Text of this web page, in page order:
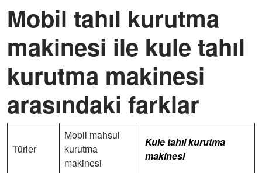
Mobil tahıl kurutma
makinesi ile kule tahıl
kurutma makinesi
arasındaki farklar
Türler
Mobil mahsul
kurutma
makinesi
Kule tahıl kurutma
makinesi